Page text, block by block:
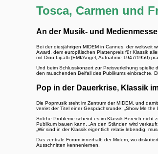
Tosca, Carmen und
An der Musik- und
Bei der diesjährigen MIDEM in Cannes, der weltweit
Award, dem europäischen Plattenpreis für Klassik
mit Dinu Lipatti (EMI/Angel, Aufnahme 1947/1950)
Und beim Schlusskonzert zur Preisverleihung
den rauschenden Beifall des Publikums einbrachte.
Pop in der Dauerkrise, Klassik
Die Popmusik steht im Zentrum der MIDEM, und
verriet der Titel einer Gesprächsrunde: „Show Me
Solche Probleme scheint es im Klassik-Bereich
Publikum bauen kann. „An den Ständen wird
„Wir sind in der Klassik eigentlich relativ lebendig,
Das zentrale Forum innerhalb der Midem, wo
Ausschnitten kennenlernen.